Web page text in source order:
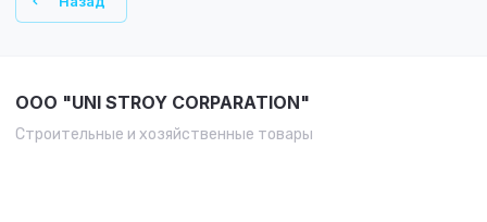
OOO "UNI STROY CORPARATION"
Строительные и хозяйственные товары